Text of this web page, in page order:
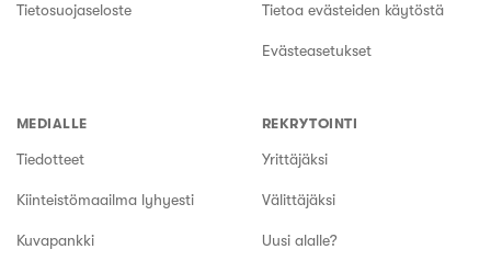
Tietosuojaseloste Tietoa evästeiden käytöstä
Evästeasetukset
MEDIALLE
Tiedotteet
Kiinteistömaailma lyhyesti
Kuvapankki
REKRYTOINTI
Yrittäjäksi
Välittäjäksi
Uusi alalle?